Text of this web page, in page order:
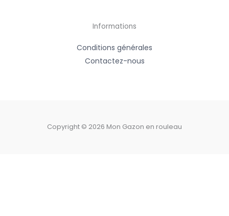
Informations
Conditions générales
Contactez-nous
Copyright © 2026 Mon Gazon en rouleau